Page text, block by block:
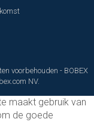
voorbehouden - BOBEX
NV.
maakt gebruik van
de goede